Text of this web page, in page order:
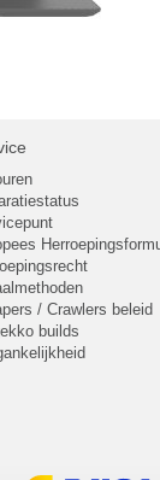
/ Crawlers beleid
builds